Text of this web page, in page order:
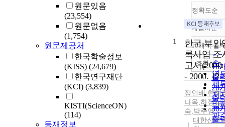
원문있음
(23,554)
원문없음
(1,754)
원문제공처
한국학술정보
(KISS) (24,679)
한국연구재단
(KCI) (3,839)
KISTI(ScienceON)
(114)
등재정보
정확도순
정
순
인
순
연
제
저
발
관
내림차순
내
10개씩 출
10
출
20
출
30
출
조회
1
한국 부인
록사업 조
고서
- 2000. 12.
정인배,한혜
나옥,하정식,
숙,박주영
대한산부